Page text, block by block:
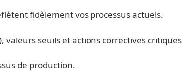
fidèlement vos processus actuels.
valeurs seuils et actions correctives critiques
de production.